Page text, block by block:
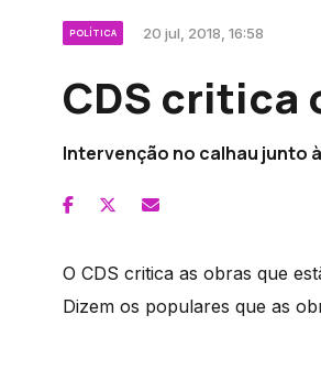
POLÍTICA 20 jul, 2018, 16:58
CDS critica
Intervenção no calhau junto
O CDS critica as obras que
Dizem os populares que as